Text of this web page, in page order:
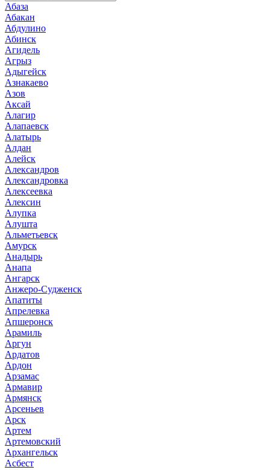
Абаза
Абакан
Абдулино
Абинск
Агидель
Агрыз
Адыгейск
Азнакаево
Азов
Аксай
Алагир
Алапаевск
Алатырь
Алдан
Алейск
Александров
Александровка
Алексеевка
Алексин
Алупка
Алушта
Альметьевск
Амурск
Анадырь
Анапа
Ангарск
Анжеро-Судженск
Апатиты
Апрелевка
Апшеронск
Арамиль
Аргун
Ардатов
Ардон
Арзамас
Армавир
Армянск
Арсеньев
Арск
Артем
Артемовский
Архангельск
Асбест